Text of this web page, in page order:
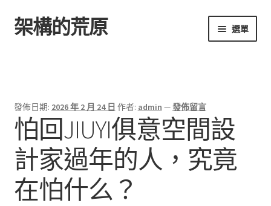
跳
至
跳
至
架構的荒原 選單
發佈日期: 2026 年 2 月 24 日 作者: admin —發佈留言
怕回JIUYI俱意空間設
計家過年的人，究竟
在怕什么？